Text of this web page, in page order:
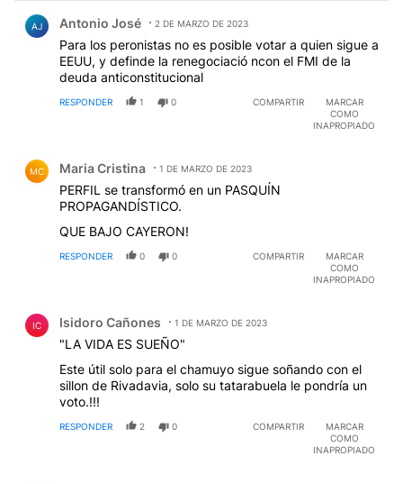
AJ Antonio José 2 DE MARZO DE 2023
Para los peronistas no es posible votar a quien sigue a
EEUU, y definde la renegociació ncon el FMI de la
deuda anticonstitucional
RESPONDER 1 0 COMPARTIR
MARCAR
COMO
INAPROPIADO
MC Maria Cristina 1 DE MARZO DE 2023
PERFIL se transformó en un PASQUÍN
PROPAGANDÍSTICO.
QUE BAJO CAYERON!
RESPONDER 0 0 COMPARTIR
MARCAR
COMO
INAPROPIADO
IC Isidoro Cañones 1 DE MARZO DE 2023
"LA VIDA ES SUEÑO"
Este útil solo para el chamuyo sigue soñando con el
sillon de Rivadavia, solo su tatarabuela le pondría un
voto.!!!
RESPONDER 2 0 COMPARTIR
MARCAR
COMO
INAPROPIADO